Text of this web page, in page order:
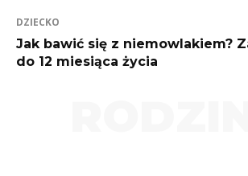
DZIECKO
Jak bawić się z niemowlakiem?
do 12 miesiąca życia